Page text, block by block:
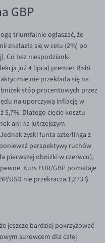
GBP
triumfalnie ogłaszać, że
znalazła się w celu (2%) po
Co bez niespodzianki
już 4 lipca) premier Rishi
nie przekłada się na
stóp procentowych przez
na uporczywą inflację w
5,7%. Dlatego cięcie kosztu
ani na jutrzejszym
zyski funta szterlinga z
perspektywy ruchów
pierwszej obniżki w czerwcu),
Kurs EUR/GBP pozostaje
USD nie przekracza 1,273 $.
jeszcze bardziej pokrzyżować
surowcem dla całej